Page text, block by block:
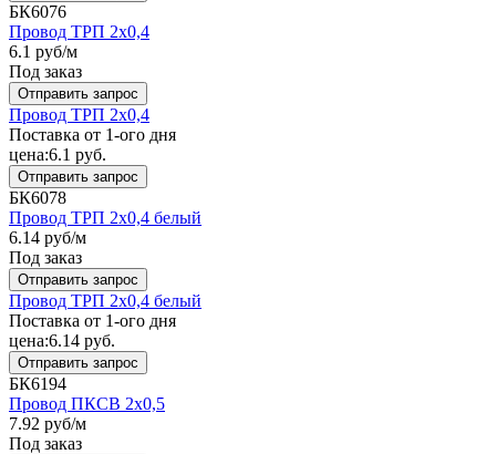
БК6076
Провод ТРП 2x0,4
6.1 руб/м
Под заказ
Отправить запрос
Провод ТРП 2x0,4
Поставка от 1-ого дня
цена:6.1 руб.
Отправить запрос
БК6078
Провод ТРП 2x0,4 белый
6.14 руб/м
Под заказ
Отправить запрос
Провод ТРП 2x0,4 белый
Поставка от 1-ого дня
цена:6.14 руб.
Отправить запрос
БК6194
Провод ПКСВ 2x0,5
7.92 руб/м
Под заказ